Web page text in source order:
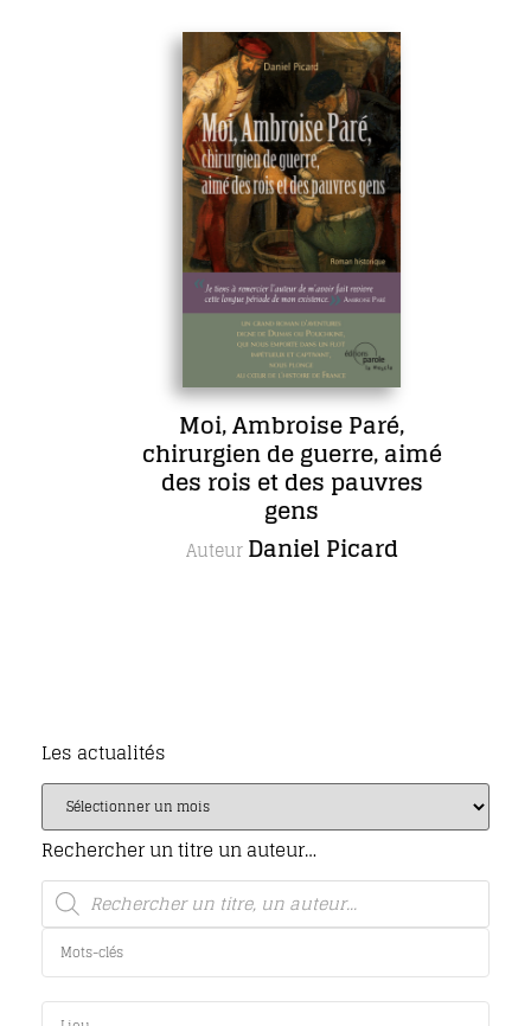
Moi, Ambroise Paré,
chirurgien de guerre, aimé
des rois et des pauvres
gens
AuteurDaniel Picard
Les actualités
Rechercher un titre un auteur…